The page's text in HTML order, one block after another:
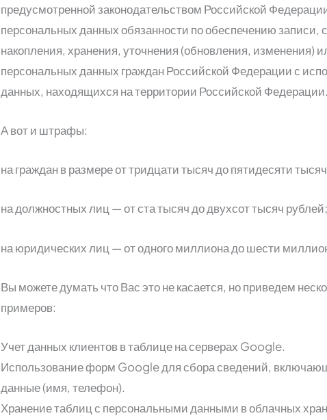
предусмотренной законодательством Российской
персональных данных обязанности по обеспечению записи,
накопления, хранения, уточнения (обновления, изменения)
персональных данных граждан Российской Федерации с
данных, находящихся на территории Российской Федерации.
А вот и штрафы:
на граждан в размере от тридцати тысяч до пятидесяти
на должностных лиц — от ста тысяч до двухсот тысяч рублей;
на юридических лиц — от одного миллиона до шести
Вы можете думать что Вас это не касается, но приведем
примеров:
Учет данных клиентов в таблице на серверах Google.
Использование форм Google для сбора сведений,
данные (имя, телефон).
Хранение таблиц с персональными данными в облачных